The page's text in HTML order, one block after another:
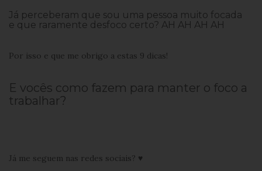
Já perceberam que sou uma pessoa muito focada
e que raramente desfoco certo? AH AH AH AH
Por isso e que me obrigo a estas 9 dicas!
E vocês como fazem para manter o foco a
trabalhar?
Já me seguem nas redes sociais? ♥